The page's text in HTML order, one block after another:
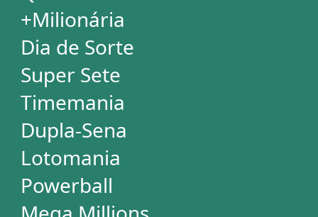
Análises Estatísticas
Simulador de Apostas
Conferidor de Apostas
Desdobramentos Especiais
Impressão de Volantes
SUPORTE
Idioma
Dúvidas